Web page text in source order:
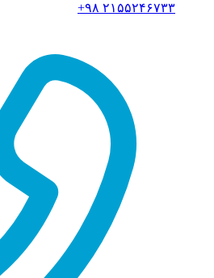
۲۱۵۵۲۴۶۷۳۳ ۹۸+